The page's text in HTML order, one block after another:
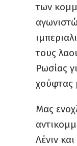
των
τους
Ρωσίας
χούφτας
Μας
Λένιν